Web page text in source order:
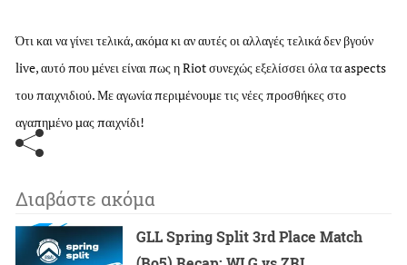
Ότι και να γίνει τελικά, ακόμα κι αν αυτές οι αλλαγές τελικά δεν βγούν
live, αυτό που μένει είναι πως η Riot συνεχώς εξελίσσει όλα τα aspects
του παιχνιδιού. Με αγωνία περιμένουμε τις νέες προσθήκες στο
αγαπημένο μας παιχνίδι!
Διαβάστε ακόμα
GLL Spring Split 3rd Place Match